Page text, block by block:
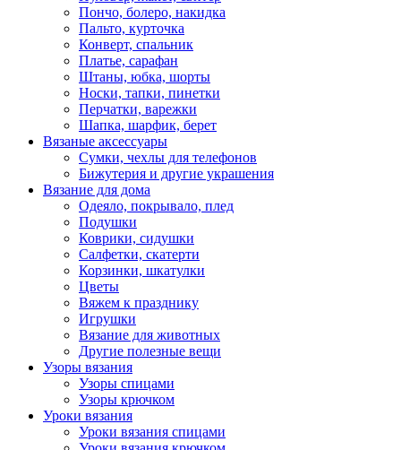
Пончо, болеро, накидка
Пальто, курточка
Конверт, спальник
Платье, сарафан
Штаны, юбка, шорты
Носки, тапки, пинетки
Перчатки, варежки
Шапка, шарфик, берет
Вязаные аксессуары
Сумки, чехлы для телефонов
Бижутерия и другие украшения
Вязание для дома
Одеяло, покрывало, плед
Подушки
Коврики, сидушки
Салфетки, скатерти
Корзинки, шкатулки
Цветы
Вяжем к празднику
Игрушки
Вязание для животных
Другие полезные вещи
Узоры вязания
Узоры спицами
Узоры крючком
Уроки вязания
Уроки вязания спицами